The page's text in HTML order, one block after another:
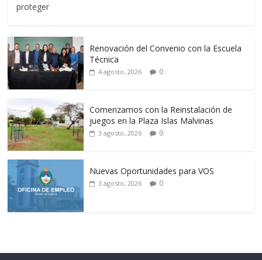
proteger
Renovación del Convenio con la Escuela
Técnica
4 agosto, 2026 0
Comenzamos con la Reinstalación de
juegos en la Plaza Islas Malvinas
3 agosto, 2026 0
Nuevas Oportunidades para VOS
3 agosto, 2026 0